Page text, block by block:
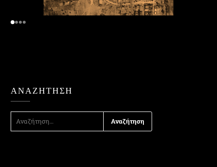
ΑΝΑΖΉΤΗΣΗ
ΑΝΑΖΉΤΗΣΗ
ΓΙΑ: